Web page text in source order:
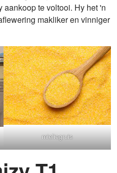
aankoop te voltooi. Hy het 'n
makliker en vinniger
mieliegruis